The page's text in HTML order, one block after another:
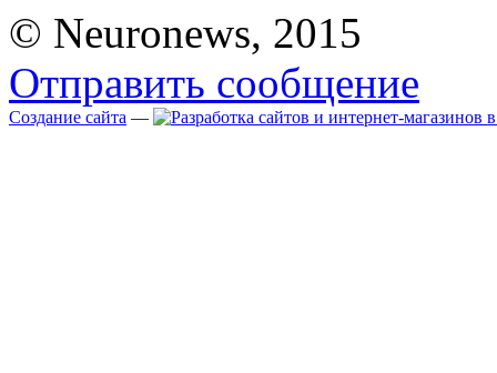
© Neuronews, 2015
Отправить сообщение
Создание сайта —